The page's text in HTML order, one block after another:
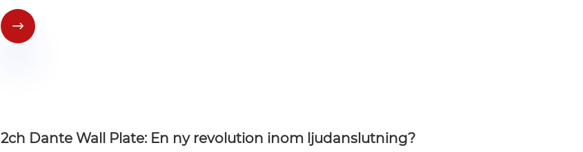

2ch Dante Wall Plate: En ny revolution inom ljudanslutning?